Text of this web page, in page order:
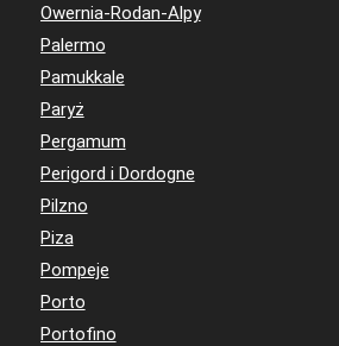
Owernia-Rodan-Alpy
Palermo
Pamukkale
Paryż
Pergamum
Perigord i Dordogne
Pilzno
Piza
Pompeje
Porto
Portofino